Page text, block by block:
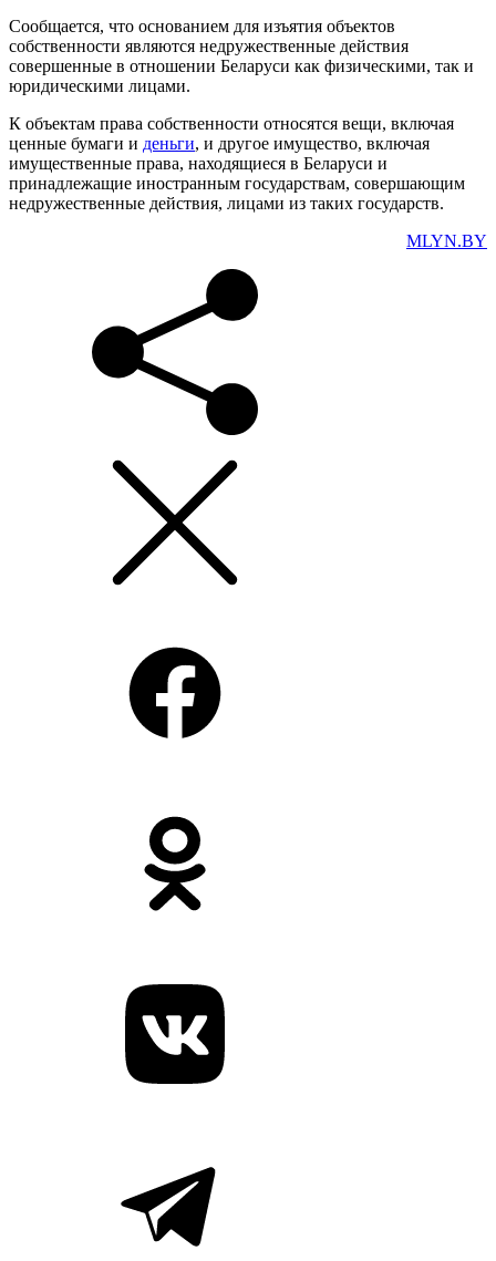
Сообщается, что основанием для изъятия объектов
собственности являются недружественные действия
совершенные в отношении Беларуси как физическими, так и
юридическими лицами.
К объектам права собственности относятся вещи, включая
ценные бумаги и деньги, и другое имущество, включая
имущественные права, находящиеся в Беларуси и
принадлежащие иностранным государствам, совершающим
недружественные действия, лицами из таких государств.
MLYN.BY